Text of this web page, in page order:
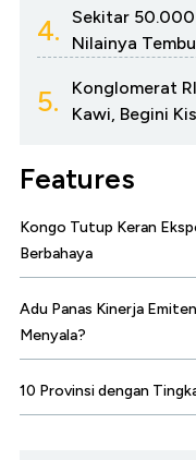
4.
Sekitar 50.000
Nilainya
5.
Konglomerat
Kawi, Begini
Features
Kongo Tutup Keran
Berbahaya
Adu Panas Kinerja
Menyala?
10 Provinsi dengan